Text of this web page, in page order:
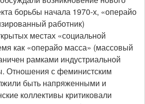
борьбы начала 1970-х, «операйо
работник)
местах «социальной
как «операйо масса» (массовый
рамками индустриальной
Отношения с феминистским
быть напряженными и
коллективы критиковали